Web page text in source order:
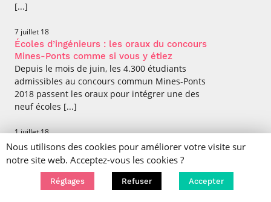
[...]
7 juillet 18
Écoles d’ingénieurs : les oraux du concours
Mines-Ponts comme si vous y étiez
Depuis le mois de juin, les 4.300 étudiants
admissibles au concours commun Mines-Ponts
2018 passent les oraux pour intégrer une des
neuf écoles [...]
1 juillet 18
Stéphan Clémençon distingué par le Prix
Atos - Joseph Fourier 2018
Stéphan Clémençon, professeur de
mathématiques appliquées à Télécom ParisTech
et titulaire de la chaire Machine Learning for Big
Nous utilisons des cookies pour améliorer votre visite sur
notre site web. Acceptez-vous les cookies ?
Réglages Refuser Accepter